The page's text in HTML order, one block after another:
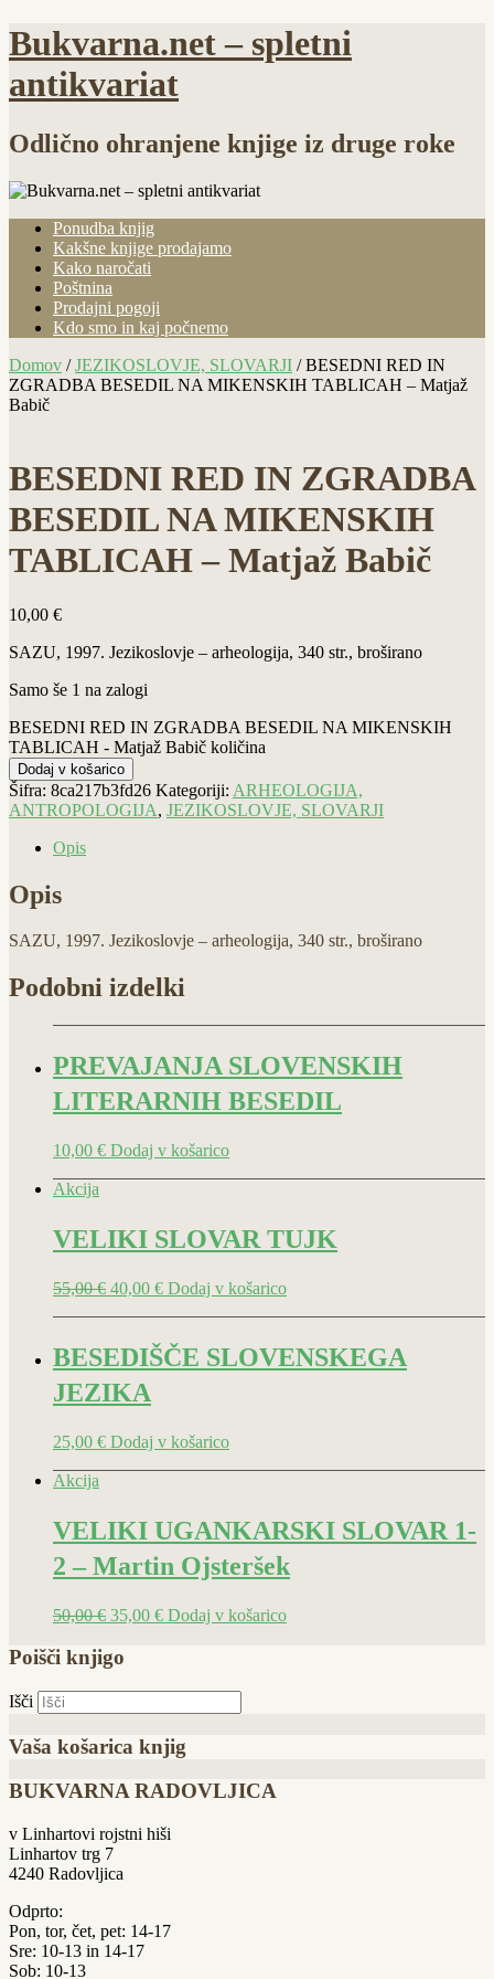
Bukvarna.net – spletni
antikvariat
Odlično ohranjene knjige iz druge roke
Ponudba knjig
Kakšne knjige prodajamo
Kako naročati
Poštnina
Prodajni pogoji
Kdo smo in kaj počnemo
Domov /JEZIKOSLOVJE, SLOVARJI / BESEDNI RED IN
ZGRADBA BESEDIL NA MIKENSKIH TABLICAH – Matjaž
Babič
BESEDNI RED IN ZGRADBA
BESEDIL NA MIKENSKIH
TABLICAH – Matjaž Babič
10,00 €
SAZU, 1997. Jezikoslovje – arheologija, 340 str., broširano
Samo še 1 na zalogi
BESEDNI RED IN ZGRADBA BESEDIL NA MIKENSKIH
TABLICAH - Matjaž Babič količina
Dodaj v košarico
Šifra: 8ca217b3fd26 Kategoriji: ARHEOLOGIJA,
ANTROPOLOGIJA, JEZIKOSLOVJE, SLOVARJI
Opis
Opis
SAZU, 1997. Jezikoslovje – arheologija, 340 str., broširano
Podobni izdelki
PREVAJANJA SLOVENSKIH
LITERARNIH BESEDIL
10,00 € Dodaj v košarico
Akcija
VELIKI SLOVAR TUJK
55,00€ 40,00 € Dodaj v košarico
BESEDIŠČE SLOVENSKEGA
JEZIKA
25,00 € Dodaj v košarico
Akcija
VELIKI UGANKARSKI SLOVAR 1-
2 – Martin Ojsteršek
50,00€ 35,00 € Dodaj v košarico
Poišči knjigo
Išči
Vaša košarica knjig
BUKVARNA RADOVLJICA
v Linhartovi rojstni hiši
Linhartov trg 7
4240 Radovljica
Odprto:
Pon, tor, čet, pet: 14-17
Sre: 10-13 in 14-17
Sob: 10-13